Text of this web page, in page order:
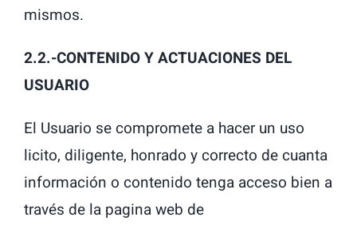
mismos.
2.2.-CONTENIDO Y ACTUACIONES DEL
USUARIO
El Usuario se compromete a hacer un uso
licito, diligente, honrado y correcto de cuanta
información o contenido tenga acceso bien a
través de la pagina web de